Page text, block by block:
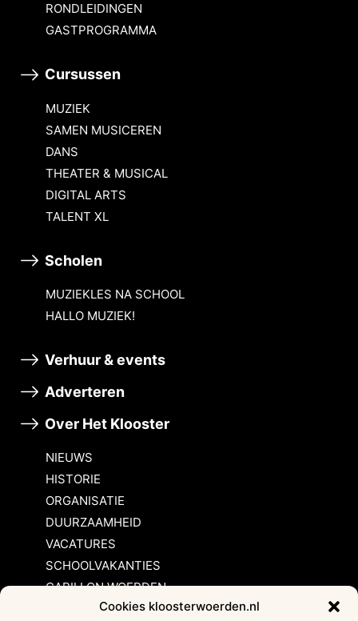
Cookies kloosterwoerden.nl
RONDLEIDINGEN
GASTPROGRAMMA
Cursussen
MUZIEK
SAMEN MUSICEREN
DANS
THEATER & MUSICAL
DIGITAL ARTS
TALENT XL
Scholen
MUZIEKLES NA SCHOOL
HALLO MUZIEK!
Verhuur & events
Adverteren
Over Het Klooster
NIEUWS
HISTORIE
ORGANISATIE
DUURZAAMHEID
VACATURES
SCHOOLVAKANTIES
CARILLON WOERDEN